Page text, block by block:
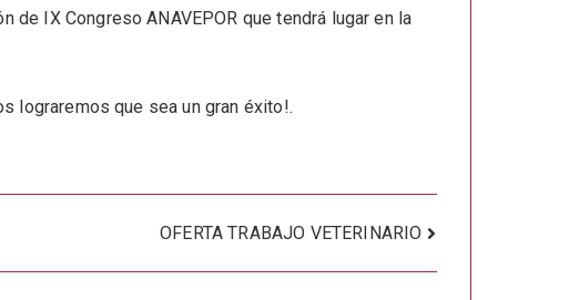
de IX Congreso ANAVEPOR que tendrá lugar en la
lograremos que sea un gran éxito!.
OFERTA TRABAJO VETERINARIO